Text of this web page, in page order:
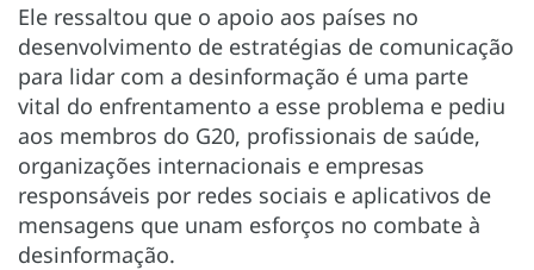
Ele ressaltou que o apoio aos países no
desenvolvimento de estratégias de comunicação
para lidar com a desinformação é uma parte
vital do enfrentamento a esse problema e pediu
aos membros do G20, profissionais de saúde,
organizações internacionais e empresas
responsáveis por redes sociais e aplicativos de
mensagens que unam esforços no combate à
desinformação.